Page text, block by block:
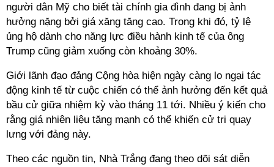
người dân Mỹ cho biết tài chính gia đình đang bị ảnh
hưởng nặng bởi giá xăng tăng cao. Trong khi đó, tỷ lệ
ủng hộ dành cho năng lực điều hành kinh tế của ông
Trump cũng giảm xuống còn khoảng 30%.
Giới lãnh đạo đảng Cộng hòa hiện ngày càng lo ngại tác
động kinh tế từ cuộc chiến có thể ảnh hưởng đến kết quả
bầu cử giữa nhiệm kỳ vào tháng 11 tới. Nhiều ý kiến cho
rằng giá nhiên liệu tăng mạnh có thể khiến cử tri quay
lưng với đảng này.
Theo các nguồn tin, Nhà Trắng đang theo dõi sát diễn